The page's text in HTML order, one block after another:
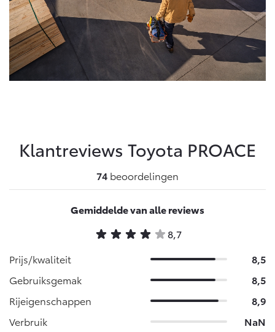
Klantreviews Toyota PROACE
74 beoordelingen
Gemiddelde van alle reviews
8,7
Prijs/kwaliteit
8,5
Gebruiksgemak
8,5
Rijeigenschappen
8,9
Verbruik
NaN